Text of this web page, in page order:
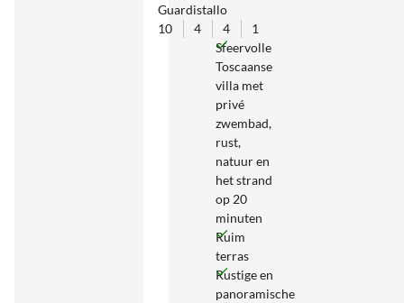
Guardistallo
10
4 4
1
Sfeervolle
Toscaanse
villa met
privé
zwembad,
rust,
natuur en
het strand
op 20
minuten
Ruim
terras
Rustige en
panoramische